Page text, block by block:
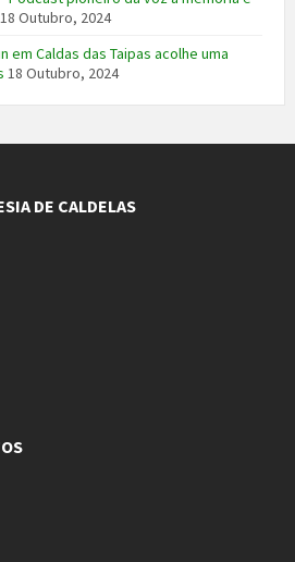
18 Outubro, 2024
em Caldas das Taipas acolhe uma
18 Outubro, 2024
DE CALDELAS